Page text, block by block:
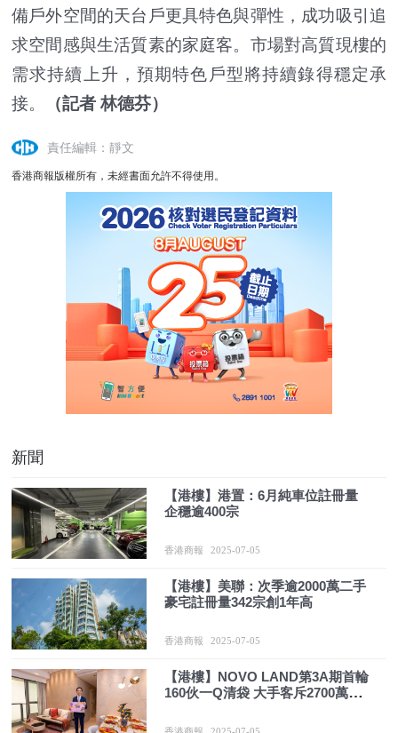
備戶外空間的天台戶更具特色與彈性，成功吸引追
求空間感與生活質素的家庭客。市場對高質現樓的
需求持續上升，預期特色戶型將持續錄得穩定承
接。
（記者 林德芬）
責任編輯：靜文
香港商報版權所有，未經書面允許不得使用。
新聞
【港樓】港置：6月純車位註冊量
企穩逾400宗
香港商報 2025-07-05
【港樓】美聯：次季逾2000萬二手
豪宅註冊量342宗創1年高
香港商報 2025-07-05
【港樓】NOVO LAND第3A期首輪
160伙一Q清袋 大手客斥2700萬購6